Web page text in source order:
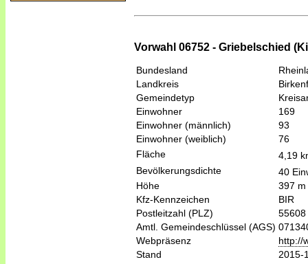
Vorwahl 06752 - Griebelschied
Bundesland
Landkreis
Gemeindetyp
Einwohner
169
Einwohner (männlich)
93
Einwohner (weiblich)
76
Fläche
4,19
Bevölkerungsdichte
40
Höhe
397 m
Kfz-Kennzeichen
BIR
Postleitzahl (PLZ)
55608
Amtl. Gemeindeschlüssel (AGS)
Webpräsenz
http://
Stand
2015-